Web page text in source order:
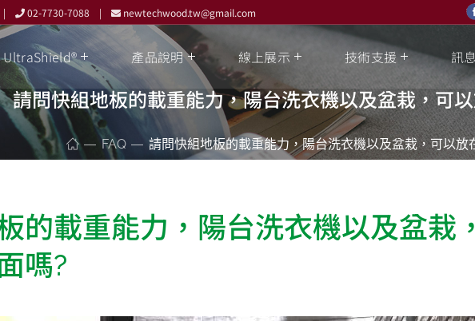
| 02-7730-7088 | newtechwood.tw@gmail.com
UltraShield® 產品說明 線上展示 技術支援 訊
請問快組地板的載重能力，陽台洗衣機以及盆栽，可
FAQ 請問快組地板的載重能力，陽台洗衣機以及盆栽，可以放
的載重能力，陽台洗衣機以及盆栽
嗎?